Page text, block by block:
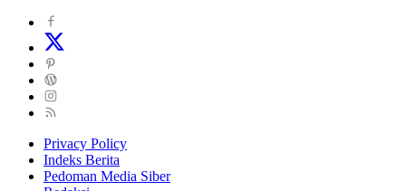
Privacy Policy
Indeks Berita
Pedoman Media Siber